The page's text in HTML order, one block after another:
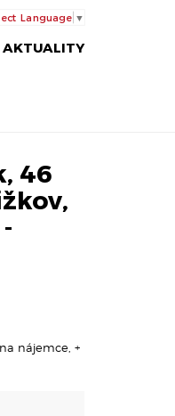
AKTUALITY
Language ▼
46
nájemce, +